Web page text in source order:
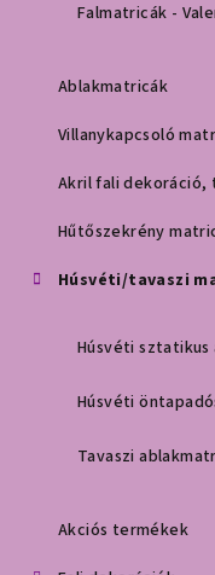
Falmatricák -
Ablakmatricák
Villanykapcsoló
Akril fali
Hűtőszekrény
Húsvéti/tavaszi
Húsvéti
Húsvéti
Tavaszi
Akciós termékek